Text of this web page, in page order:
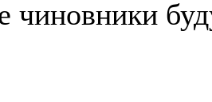
чиновники